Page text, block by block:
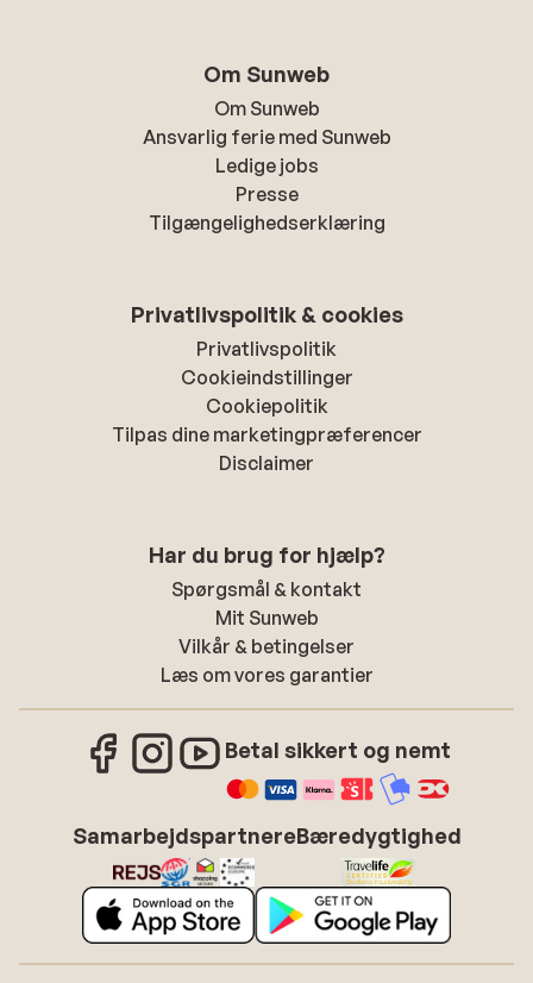
Om Sunweb
Om Sunweb
Ansvarlig ferie med Sunweb
Ledige jobs
Presse
Tilgængelighedserklæring
Privatlivspolitik & cookies
Privatlivspolitik
Cookieindstillinger
Cookiepolitik
Tilpas dine marketingpræferencer
Disclaimer
Har du brug for hjælp?
Spørgsmål & kontakt
Mit Sunweb
Vilkår & betingelser
Læs om vores garantier
Betal sikkert og nemt
SamarbejdspartnereBæredygtighed